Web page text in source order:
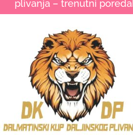
plivanja – trenutni